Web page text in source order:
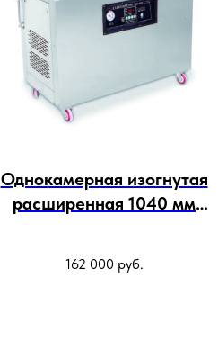
Однокамерная изогнутая
расширенная 1040 мм
162 000 руб.